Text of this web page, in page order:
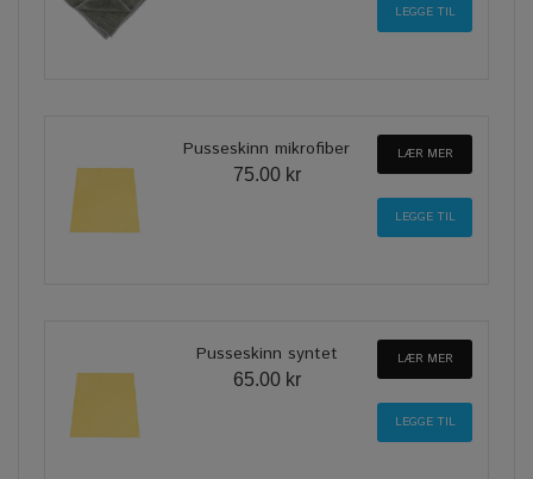
Pusseskinn mikrofiber
75.00 kr
LÆR MER
Pusseskinn syntet
65.00 kr
LÆR MER